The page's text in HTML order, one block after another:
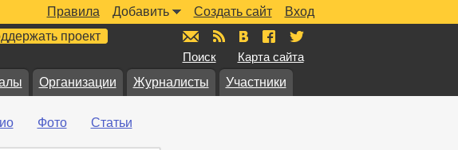
Вход
Создать сайт
Добавить
Правила
проект
Поиск Карта сайта
Организации Журналисты Участники
Фото Статьи